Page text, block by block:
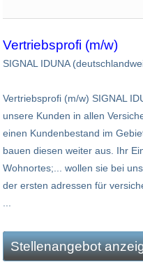
Vertriebsprofi (m/w)
SIGNAL IDUNA
Vertriebsprofi (m/w) SIGNAL
unsere Kunden in allen
einen Kundenbestand im
bauen diesen weiter aus. Ihr
Wohnortes;... wollen sie bei
der ersten adressen für
Stellenangebot